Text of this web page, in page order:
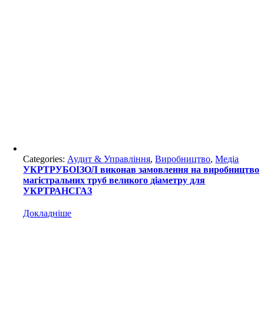
Categories: Аудит & Управління,Виробництво,Медіа
УКРТРУБОІЗОЛ виконав замовлення на виробництво
магістральних труб великого діаметру для
УКРТРАНСГАЗ
Докладніше